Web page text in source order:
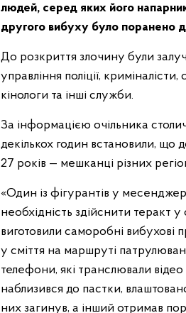
людей, серед яких його
другого вибуху було поранено
До розкриття злочину були
управління поліції,
кінологи та інші служби.
За інформацією очільника
декількох годин встановили, що
27 років — мешканці різних
«Один із фігурантів у
необхідність здійснити теракт
виготовили саморобні вибухові
у сміття на маршруті
телефони, які транслювали
наблизився до пастки,
них загинув, а інший отримав